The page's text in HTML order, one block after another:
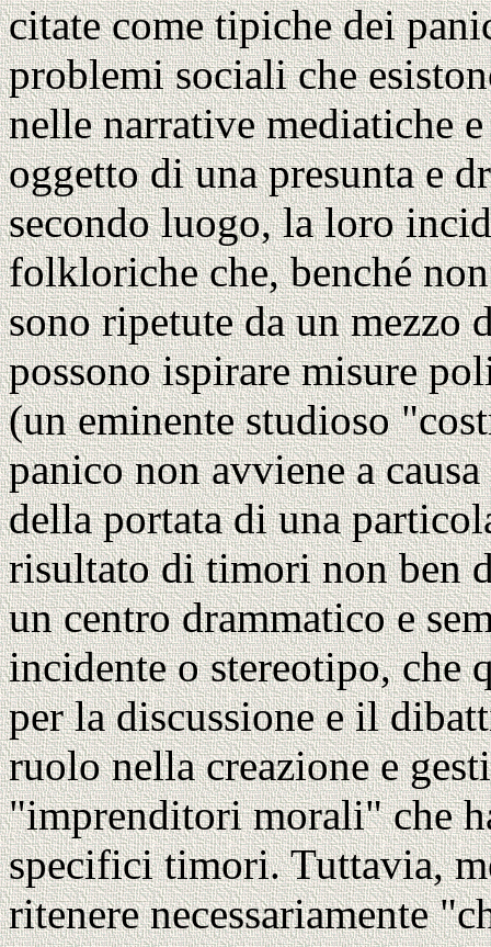
citate come tipiche dei
problemi sociali che
nelle narrative mediatiche
oggetto di una presunta e
secondo luogo, la loro
folkloriche che, benché
sono ripetute da un mezzo
possono ispirare misure
(un eminente studioso
panico non avviene a
della portata di una
risultato di timori non ben
un centro drammatico e
incidente o stereotipo,
per la discussione e il
ruolo nella creazione e
"imprenditori morali" che
specifici timori. Tuttavia,
ritenere necessariamente